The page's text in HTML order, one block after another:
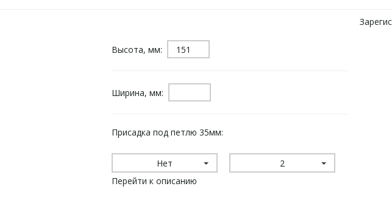
Высота, мм:
Ширина, мм:
Присадка под петлю 35мм:
Нет
2
Перейти к описанию